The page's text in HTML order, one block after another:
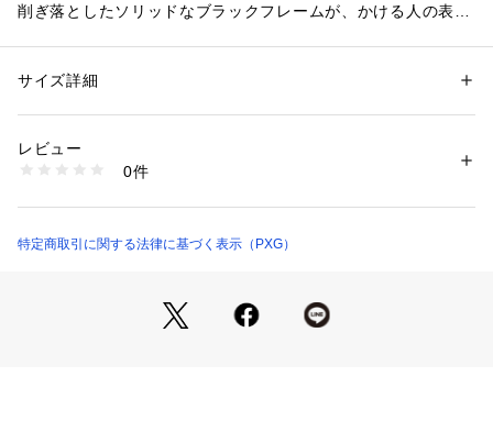
削ぎ落としたソリッドなブラックフレームが、かける人の表情
性別：レディース
素材：フレーム：グリラミド
商品番号：
PJALU0208 （ショップ）
サイズ詳細
レビュー
0件
特定商取引に関する法律に基づく表示（PXG）